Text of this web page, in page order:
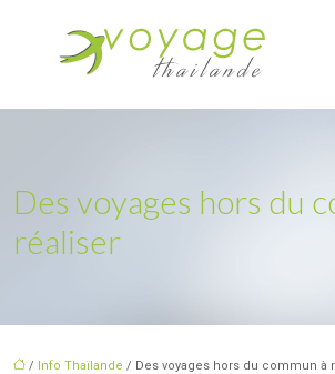
Des voyages hors du
réaliser
/ Info Thaïlande / Des voyages hors du commun à